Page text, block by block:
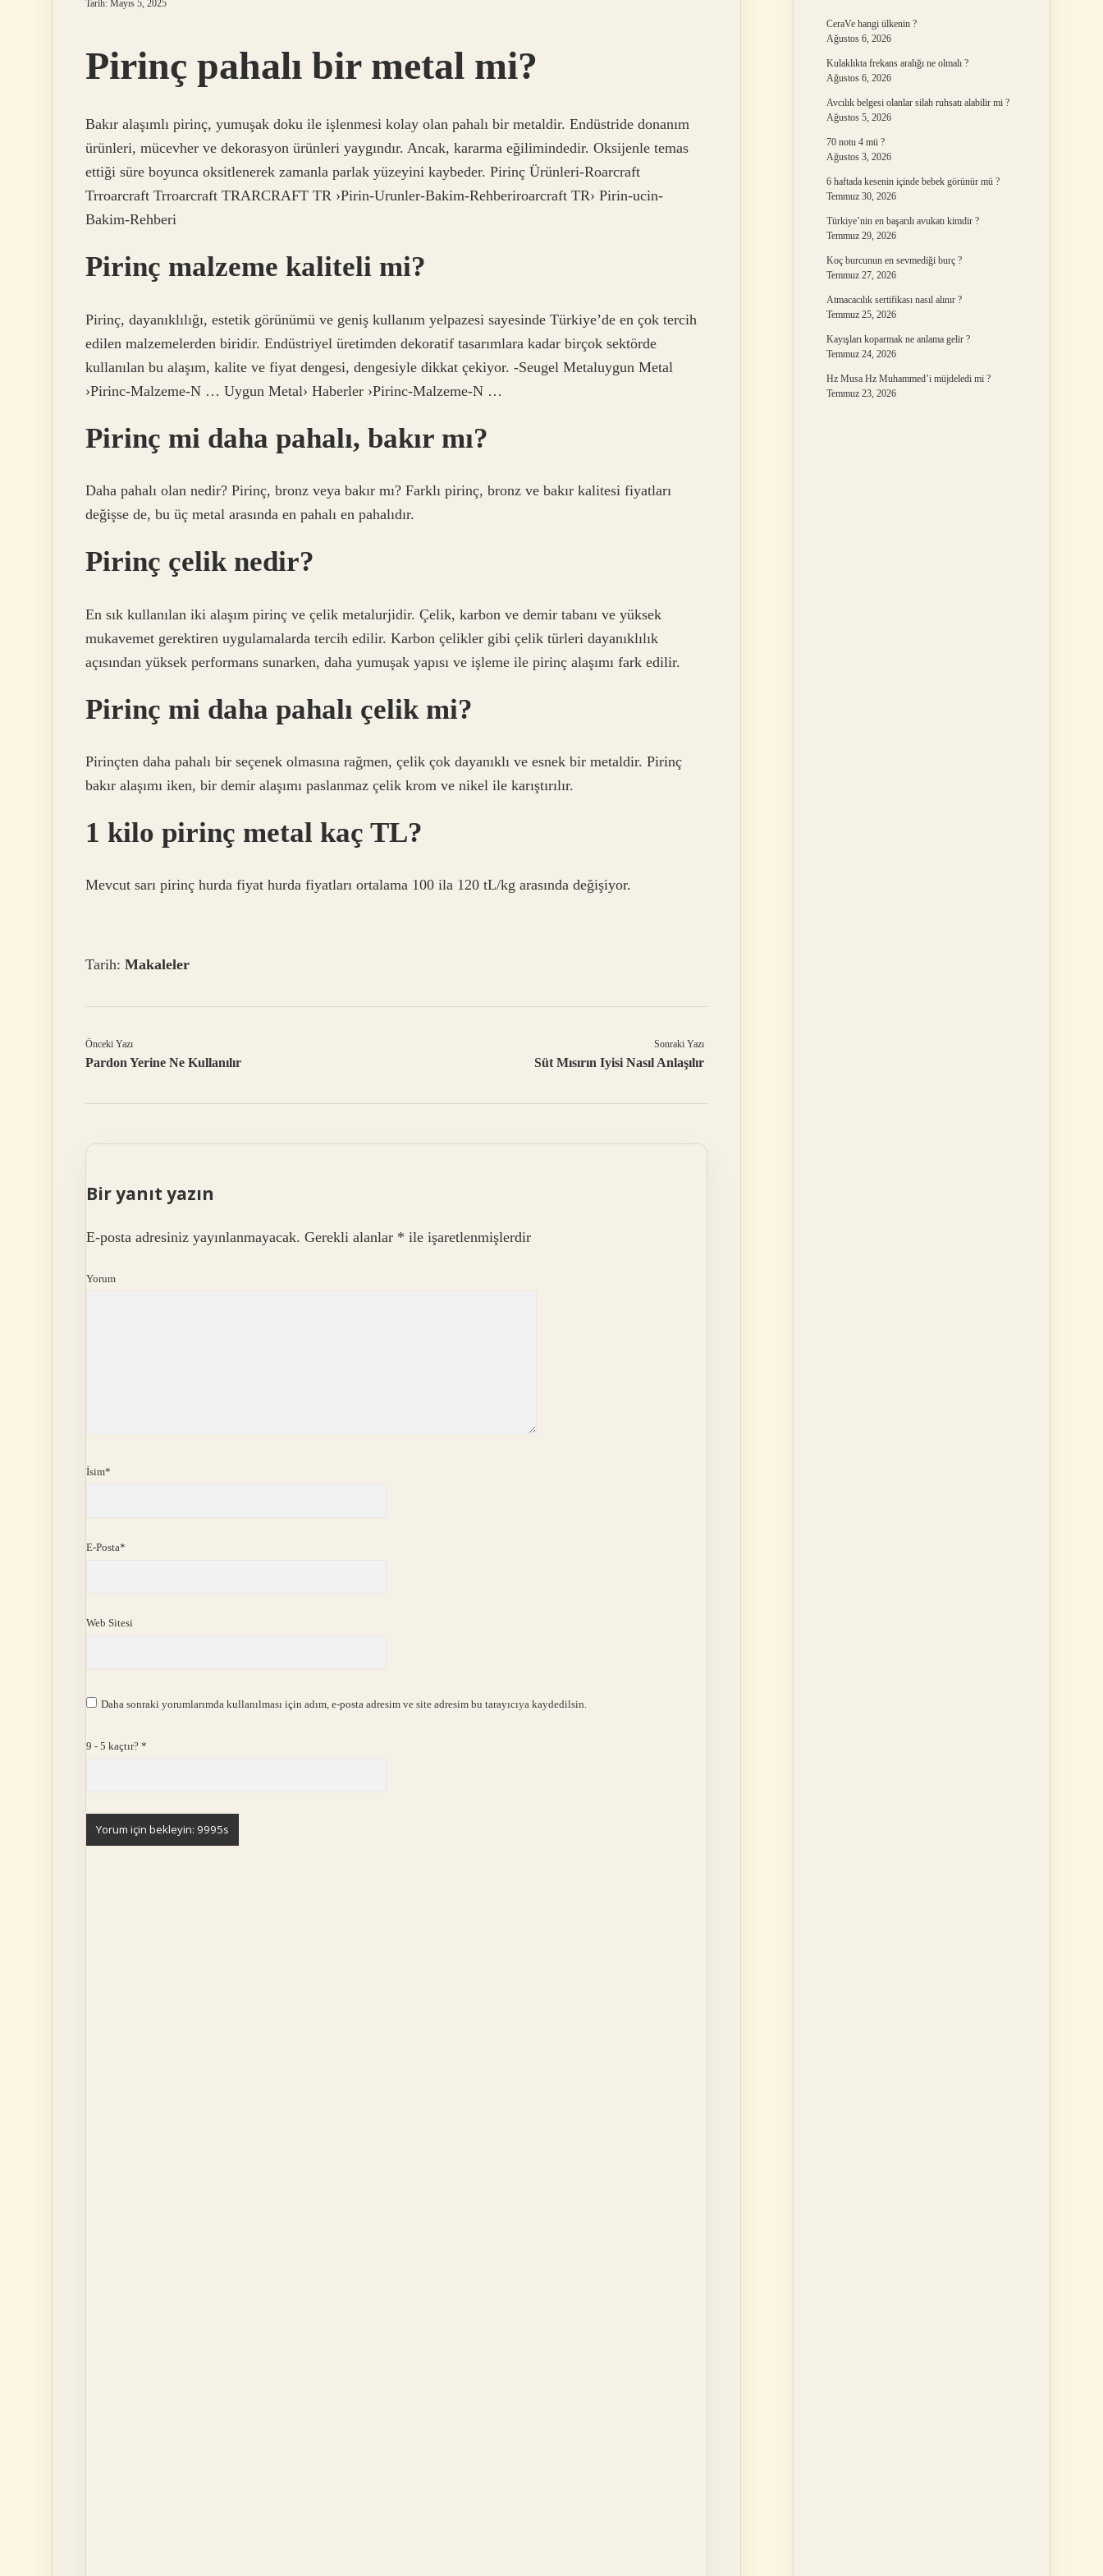
Tarih: Mayıs 5, 2025
Pirinç pahalı bir metal mi?
Bakır alaşımlı pirinç, yumuşak doku ile işlenmesi kolay olan pahalı bir metaldir. Endüstride donanım
ürünleri, mücevher ve dekorasyon ürünleri yaygındır. Ancak, kararma eğilimindedir. Oksijenle temas
ettiği süre boyunca oksitlenerek zamanla parlak yüzeyini kaybeder. Pirinç Ürünleri-Roarcraft
Trroarcraft Trroarcraft TRARCRAFT TR ›Pirin-Urunler-Bakim-Rehberiroarcraft TR› Pirin-ucin-
Bakim-Rehberi
Pirinç malzeme kaliteli mi?
Pirinç, dayanıklılığı, estetik görünümü ve geniş kullanım yelpazesi sayesinde Türkiye’de en çok tercih
edilen malzemelerden biridir. Endüstriyel üretimden dekoratif tasarımlara kadar birçok sektörde
kullanılan bu alaşım, kalite ve fiyat dengesi, dengesiyle dikkat çekiyor. -Seugel Metaluygun Metal
›Pirinc-Malzeme-N … Uygun Metal› Haberler ›Pirinc-Malzeme-N …
Pirinç mi daha pahalı, bakır mı?
Daha pahalı olan nedir? Pirinç, bronz veya bakır mı? Farklı pirinç, bronz ve bakır kalitesi fiyatları
değişse de, bu üç metal arasında en pahalı en pahalıdır.
Pirinç çelik nedir?
En sık kullanılan iki alaşım pirinç ve çelik metalurjidir. Çelik, karbon ve demir tabanı ve yüksek
mukavemet gerektiren uygulamalarda tercih edilir. Karbon çelikler gibi çelik türleri dayanıklılık
açısından yüksek performans sunarken, daha yumuşak yapısı ve işleme ile pirinç alaşımı fark edilir.
Pirinç mi daha pahalı çelik mi?
Pirinçten daha pahalı bir seçenek olmasına rağmen, çelik çok dayanıklı ve esnek bir metaldir. Pirinç
bakır alaşımı iken, bir demir alaşımı paslanmaz çelik krom ve nikel ile karıştırılır.
1 kilo pirinç metal kaç TL?
Mevcut sarı pirinç hurda fiyat hurda fiyatları ortalama 100 ila 120 tL/kg arasında değişiyor.
Tarih: Makaleler
Önceki Yazı
Pardon Yerine Ne Kullanılır
Sonraki Yazı
Süt Mısırın Iyisi Nasıl Anlaşılır
Bir yanıt yazın
E-posta adresiniz yayınlanmayacak. Gerekli alanlar * ile işaretlenmişlerdir
Yorum
İsim*
E-Posta*
Web Sitesi
Daha sonraki yorumlarımda kullanılması için adım, e-posta adresim ve site adresim bu tarayıcıya kaydedilsin.
9 - 5 kaçtır? *
CeraVe hangi ülkenin ?
Ağustos 6, 2026
Kulaklıkta frekans aralığı ne olmalı ?
Ağustos 6, 2026
Avcılık belgesi olanlar silah ruhsatı alabilir mi ?
Ağustos 5, 2026
70 notu 4 mü ?
Ağustos 3, 2026
6 haftada kesenin içinde bebek görünür mü ?
Temmuz 30, 2026
Türkiye’nin en başarılı avukatı kimdir ?
Temmuz 29, 2026
Koç burcunun en sevmediği burç ?
Temmuz 27, 2026
Atmacacılık sertifikası nasıl alınır ?
Temmuz 25, 2026
Kayışları koparmak ne anlama gelir ?
Temmuz 24, 2026
Hz Musa Hz Muhammed’i müjdeledi mi ?
Temmuz 23, 2026